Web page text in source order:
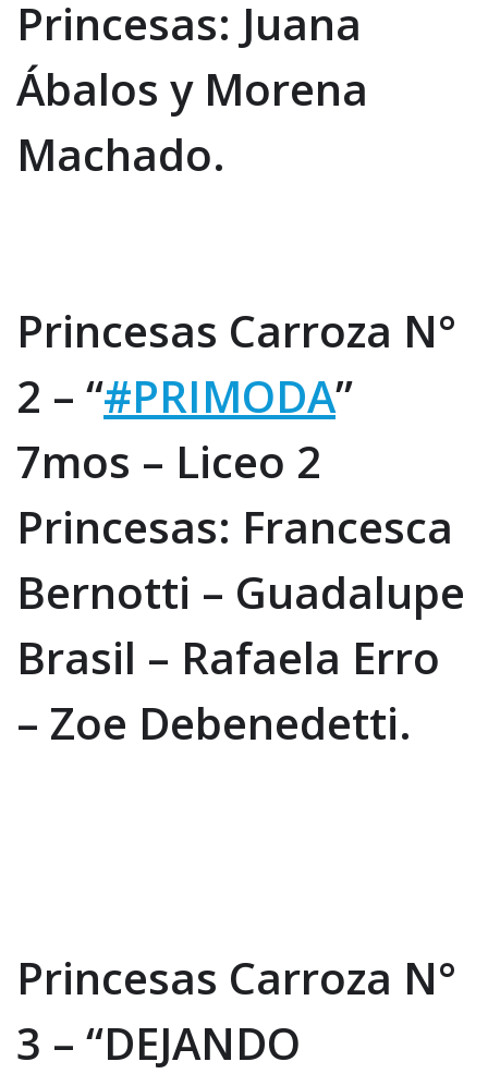
Princesas: Juana
Ábalos y Morena
Machado.
Princesas Carroza N°
2 – “#PRIMODA”
7mos – Liceo 2
Princesas: Francesca
Bernotti – Guadalupe
Brasil – Rafaela Erro
– Zoe Debenedetti.
Princesas Carroza N°
3 – “DEJANDO